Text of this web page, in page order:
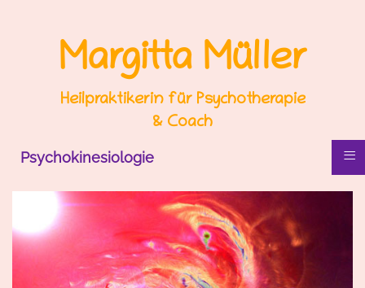
Margitta Müller
Heilpraktikerin für Psychotherapie
& Coach
Psychokinesiologie ≡